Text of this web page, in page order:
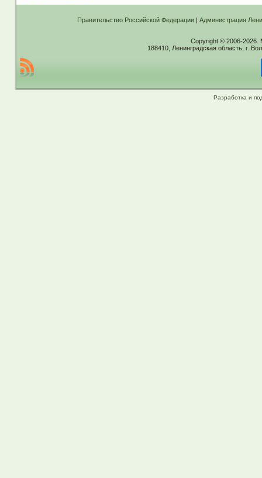
Правительство Российской Федерации| Администрация
Copyright © 2006-2026.
188410, Ленинградская область, г.
Разработка и